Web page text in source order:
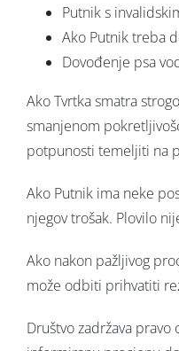
Putnik s
Ako Putnik treba
Dovođenje psa
Ako Tvrtka smatra
smanjenom
potpunosti temeljiti na
Ako Putnik ima neke
njegov trošak. Plovilo
Ako nakon pažljivog
može odbiti prihvatiti
Društvo zadržava